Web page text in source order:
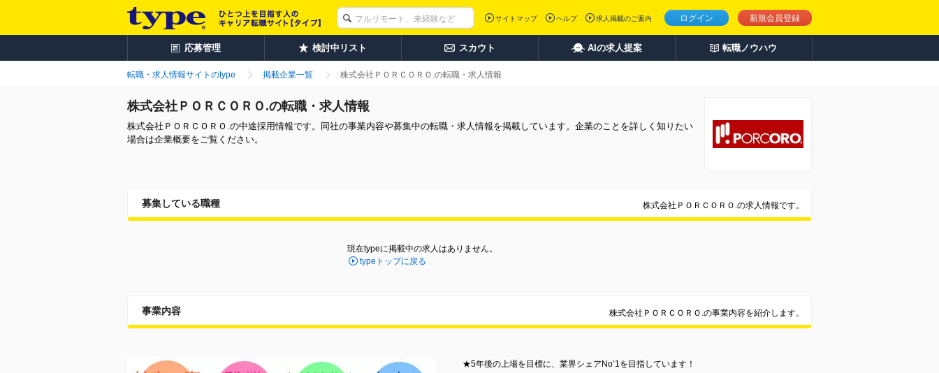
ログイン 新規会員登録
サイトマップ ヘルプ 求人掲載のご案内
応募管理 検討中リスト スカウト AIの求人提案 転職ノウハウ
転職・求人情報サイトのtype 掲載企業一覧 株式会社ＰＯＲＣＯＲＯ.の転職・求人情報
株式会社ＰＯＲＣＯＲＯ.の転職・求人情報
株式会社ＰＯＲＣＯＲＯ.の中途採用情報です。同社の事業内容や募集中の転職・求人情報を掲載しています。企業のことを詳しく知りたい
場合は企業概要をご覧ください。
募集している職種 株式会社ＰＯＲＣＯＲＯ.の求人情報です。
現在typeに掲載中の求人はありません。
typeトップに戻る
事業内容 株式会社ＰＯＲＣＯＲＯ.の事業内容を紹介します。
★5年後の上場を目標に、業界シェアNo’1を目指しています！